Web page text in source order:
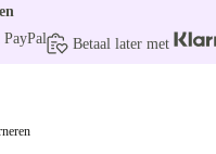
PayPal
Betaal later met